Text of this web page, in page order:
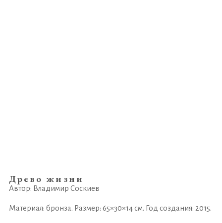
Древо жизни
Автор: Владимир Соскиев
Материал: бронза. Размер: 65×30×14 см. Год создания: 2015.